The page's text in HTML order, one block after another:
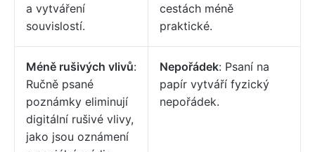
a vytváření
souvislostí.
cestách méně
praktické.
Méně rušivých vlivů:
Ručně psané
poznámky eliminují
digitální rušivé vlivy,
jako jsou oznámení
Nepořádek: Psaní na
papír vytváří fyzický
nepořádek.